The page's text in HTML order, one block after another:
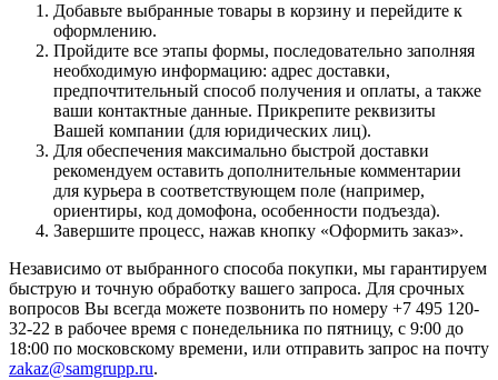
Добавьте выбранные товары в корзину и перейдите к
оформлению.
Пройдите все этапы формы, последовательно заполняя
необходимую информацию: адрес доставки,
предпочтительный способ получения и оплаты, а также
ваши контактные данные. Прикрепите реквизиты
Вашей компании (для юридических лиц).
Для обеспечения максимально быстрой доставки
рекомендуем оставить дополнительные комментарии
для курьера в соответствующем поле (например,
ориентиры, код домофона, особенности подъезда).
Завершите процесс, нажав кнопку «Оформить заказ».
Независимо от выбранного способа покупки, мы гарантируем
быструю и точную обработку вашего запроса. Для срочных
вопросов Вы всегда можете позвонить по номеру +7 495 120-
32-22 в рабочее время с понедельника по пятницу, с 9:00 до
18:00 по московскому времени, или отправить запрос на почту
zakaz@samgrupp.ru.